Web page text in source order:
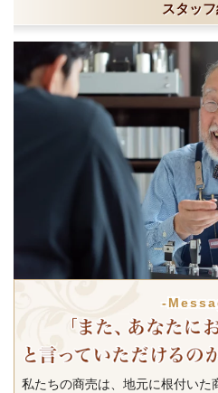
スタッ
-
私たちの商売は、地元に根付いた